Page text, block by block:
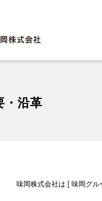
・沿革
味岡株式会社は [ 味岡グル